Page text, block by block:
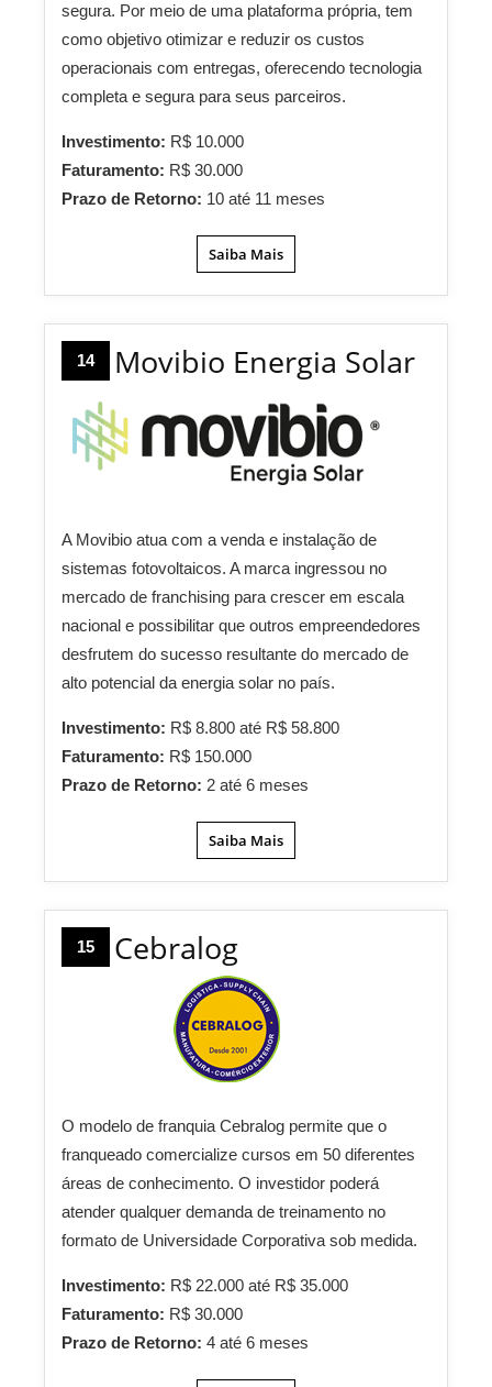
segura. Por meio de uma plataforma própria, tem
como objetivo otimizar e reduzir os custos
operacionais com entregas, oferecendo tecnologia
completa e segura para seus parceiros.
Investimento: R$ 10.000
Faturamento: R$ 30.000
Prazo de Retorno: 10 até 11 meses
Saiba Mais
14 Movibio Energia Solar
A Movibio atua com a venda e instalação de
sistemas fotovoltaicos. A marca ingressou no
mercado de franchising para crescer em escala
nacional e possibilitar que outros empreendedores
desfrutem do sucesso resultante do mercado de
alto potencial da energia solar no país.
Investimento: R$ 8.800 até R$ 58.800
Faturamento: R$ 150.000
Prazo de Retorno: 2 até 6 meses
Saiba Mais
15 Cebralog
O modelo de franquia Cebralog permite que o
franqueado comercialize cursos em 50 diferentes
áreas de conhecimento. O investidor poderá
atender qualquer demanda de treinamento no
formato de Universidade Corporativa sob medida.
Investimento: R$ 22.000 até R$ 35.000
Faturamento: R$ 30.000
Prazo de Retorno: 4 até 6 meses